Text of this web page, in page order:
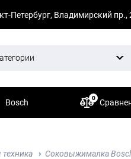
Петербург, Владимирский пр.,
Bosch 0
Соковыжималка